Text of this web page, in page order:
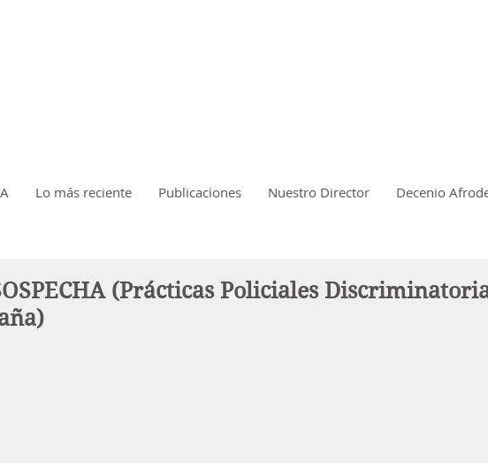
Lo más reciente Publicaciones Nuestro Director Decenio
(Prácticas Policiales